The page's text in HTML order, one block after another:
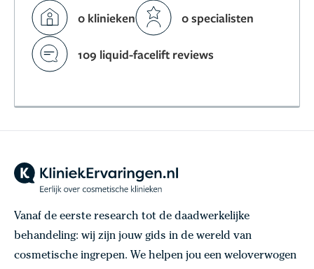
0 klinieken 0 specialisten
109 liquid-facelift reviews
Vanaf de eerste research tot de daadwerkelijke
behandeling: wij zijn jouw gids in de wereld van
cosmetische ingrepen. We helpen jou een weloverwogen